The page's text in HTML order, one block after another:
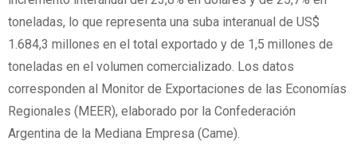
toneladas, lo que representa una suba interanual de US$
1.684,3 millones en el total exportado y de 1,5 millones de
toneladas en el volumen comercializado. Los datos
corresponden al Monitor de Exportaciones de las Economías
Regionales (MEER), elaborado por la Confederación
Argentina de la Mediana Empresa (Came).